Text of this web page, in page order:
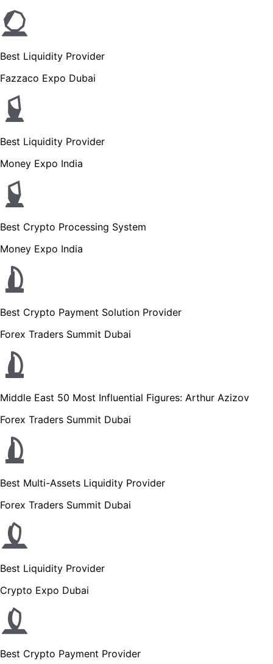
Best Liquidity Provider
Fazzaco Expo Dubai
Best Liquidity Provider
Money Expo India
Best Crypto Processing System
Money Expo India
Best Crypto Payment Solution Provider
Forex Traders Summit Dubai
Middle East 50 Most Influential Figures: Arthur Azizov
Forex Traders Summit Dubai
Best Multi-Assets Liquidity Provider
Forex Traders Summit Dubai
Best Liquidity Provider
Crypto Expo Dubai
Best Crypto Payment Provider